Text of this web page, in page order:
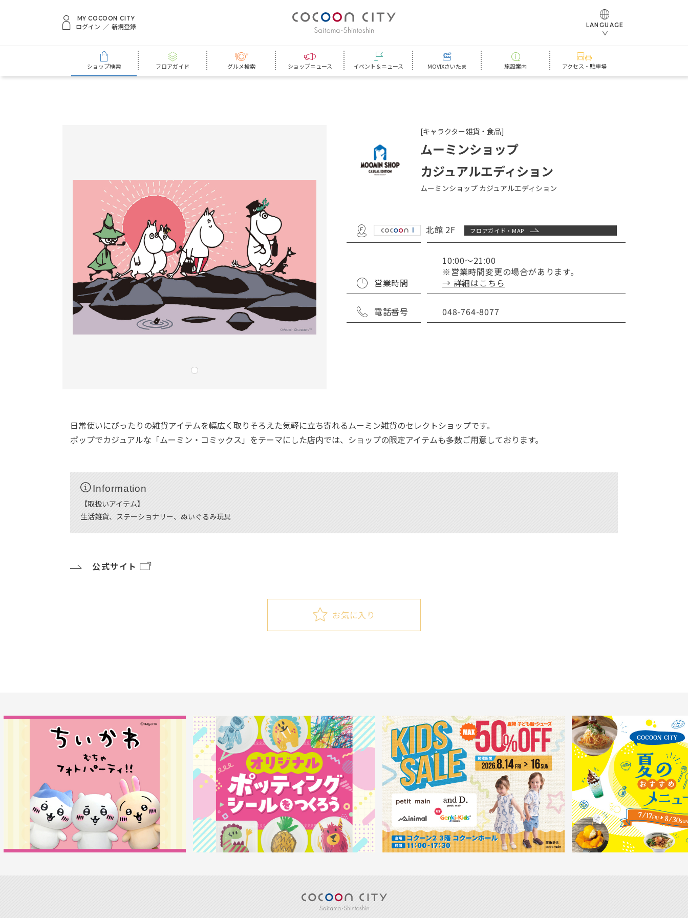
MY COCOON CITY
ログイン 新規登録 LANGUAGE
ショップ検索 フロアガイド グルメ検索 ショップニュース イベント＆ニュース MOVIXさいたま 施設案内 アクセス・駐車場
[キャラクター雑貨・食品]
ムーミンショップ
カジュアルエディション
ムーミンショップ カジュアルエディション
フロア フロアガイド・MAP
北館 2F
営業時間
10:00～21:00
※営業時間変更の場合があります。
→ 詳細はこちら
電話番号 048-764-8077
日常使いにぴったりの雑貨アイテムを幅広く取りそろえた気軽に立ち寄れるムーミン雑貨のセレクトショップです。
ポップでカジュアルな「ムーミン・コミックス」をテーマにした店内では、ショップの限定アイテムも多数ご用意しております。
Information
【取扱いアイテム】
生活雑貨、ステーショナリー、ぬいぐるみ玩具
公式サイト
お気に入り